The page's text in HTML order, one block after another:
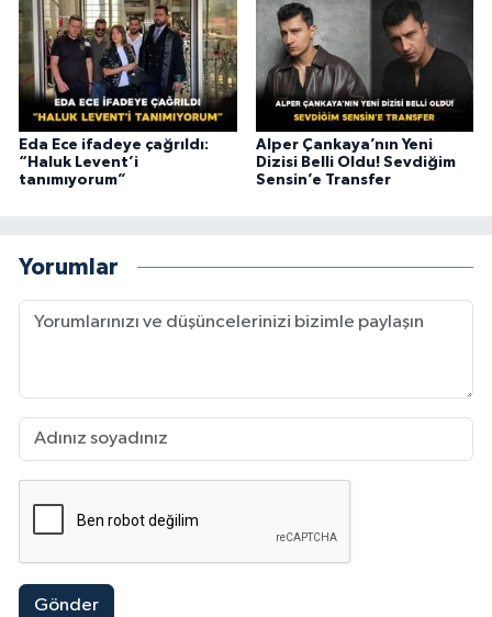
Eda Ece ifadeye çağrıldı:
“Haluk Levent’i
tanımıyorum”
Alper Çankaya’nın Yeni
Dizisi Belli Oldu! Sevdiğim
Sensin’e Transfer
Yorumlar
Gönder